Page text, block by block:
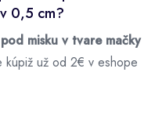
0,5 cm?
misku v tvare mačky
kúpiž už od 2€ v eshope